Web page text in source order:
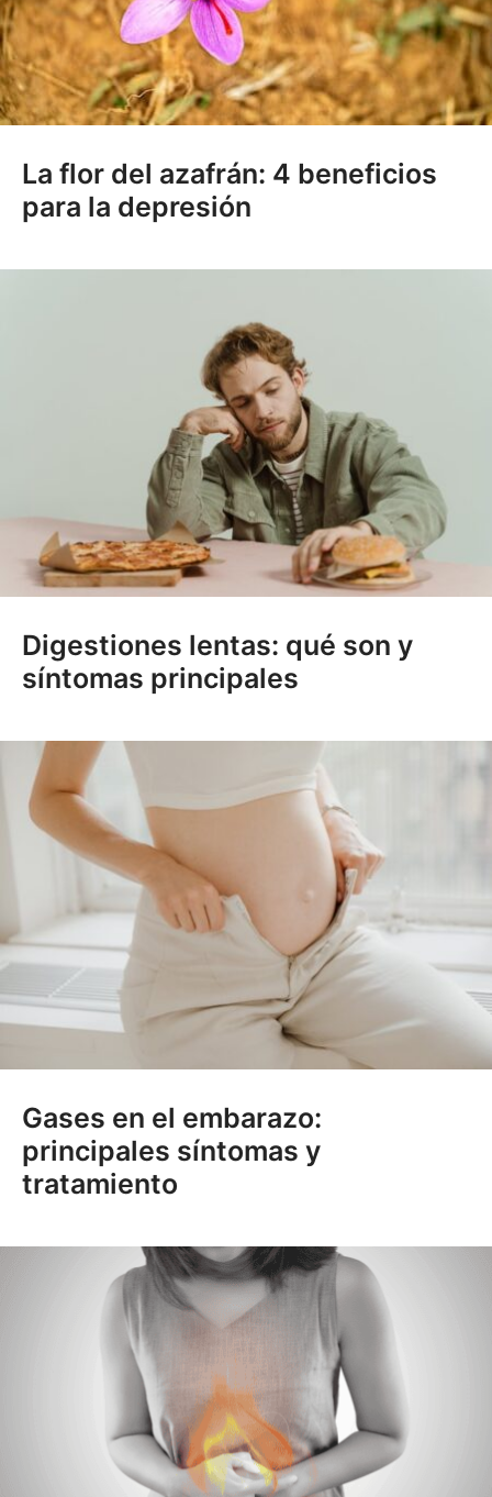
La flor del azafrán: 4 beneficios
para la depresión
Digestiones lentas: qué son y
síntomas principales
Gases en el embarazo:
principales síntomas y
tratamiento